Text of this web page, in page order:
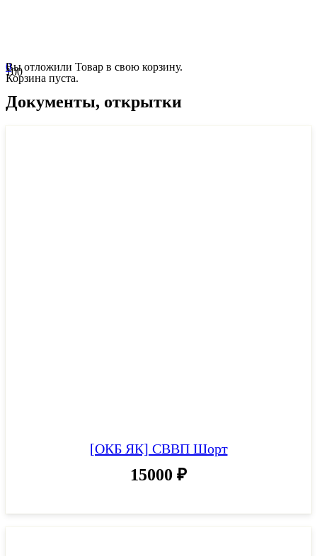
0
Вы отложили Товар в свою корзину.
Корзина пуста.
Документы, открытки
[ОКБ ЯК] СВВП Шорт
15000 ₽